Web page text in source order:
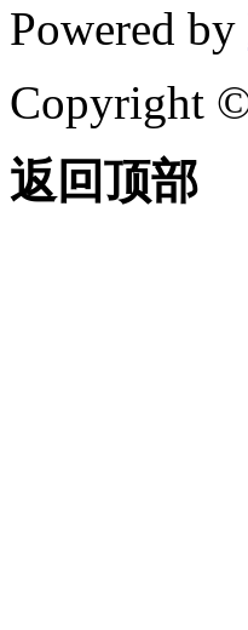
Powered by
Copyright
返回顶部